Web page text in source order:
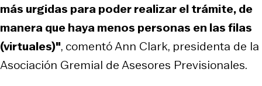
más urgidas para poder realizar el trámite, de
manera que haya menos personas en las filas
(virtuales)", comentó Ann Clark, presidenta de la
Asociación Gremial de Asesores Previsionales.